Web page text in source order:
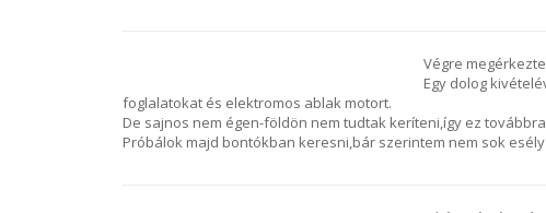
Végre
Egy dolog
foglalatokat és elektromos ablak motort.
De sajnos nem égen-földön nem tudtak keríteni,így ez
Próbálok majd bontókban keresni,bár szerintem nem sok